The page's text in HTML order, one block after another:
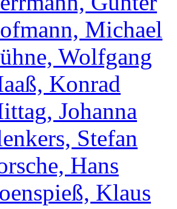
Michael
Wolfgang
Konrad
Johanna
Stefan
Hans
Klaus